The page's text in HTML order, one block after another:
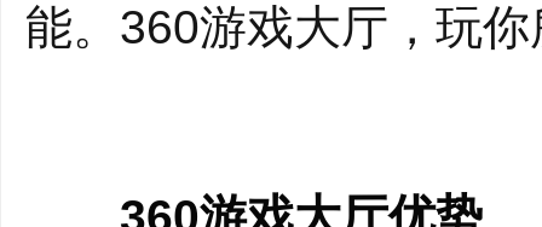
能。360游戏大厅，玩